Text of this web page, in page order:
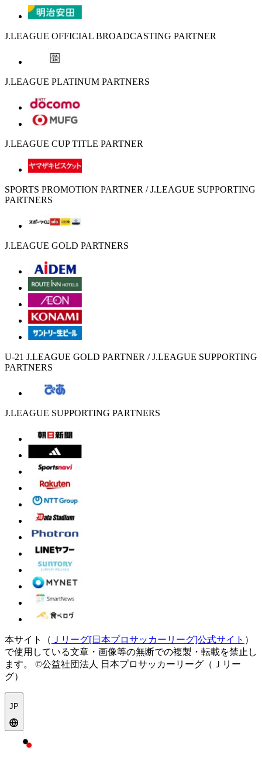
J.LEAGUE OFFICIAL BROADCASTING PARTNER
J.LEAGUE PLATINUM PARTNERS
J.LEAGUE CUP TITLE PARTNER
SPORTS PROMOTION PARTNER / J.LEAGUE SUPPORTING
PARTNERS
J.LEAGUE GOLD PARTNERS
U-21 J.LEAGUE GOLD PARTNER / J.LEAGUE SUPPORTING
PARTNERS
J.LEAGUE SUPPORTING PARTNERS
本サイト（ Ｊリーグ[日本プロサッカーリーグ]公式サイト ）
で使用している文章・画像等の無断での複製・転載を禁止し
ます。
©公益社団法人 日本プロサッカーリーグ（Ｊリー
グ）
JP